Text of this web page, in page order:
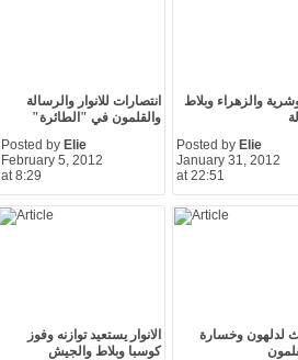
انتصارات للانوار والرسالة
والقلمون في "الطائرة"
Posted by Elie
February 5, 2012
at 8:29
والزهراء وبلاط
Posted by Elie
January 31, 2012
at 22:51
الانوار يستعيد توازنه وفوز
كوسبا وبلاط والجيش
لدلهون وخسارة